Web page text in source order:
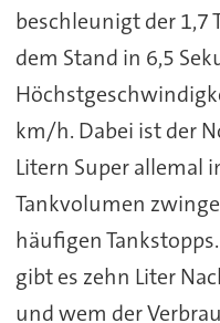
beschleunigt der 1,7
dem Stand in 6,5
km/h. Dabei ist der
Litern Super allemal
Tankvolumen
häufigen
gibt es zehn Liter
und wem der